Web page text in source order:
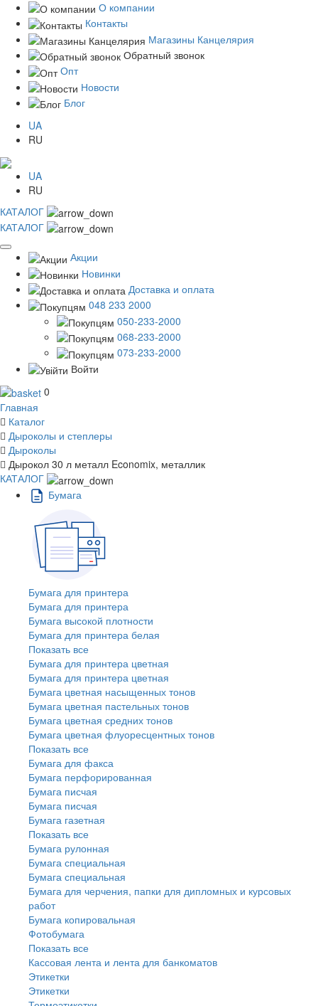
О компании
Контакты
Магазины Канцелярия
Обратный звонок
Опт
Новости
Блог
UA
RU
UA
RU
КАТАЛОГ
КАТАЛОГ
Акции
Новинки
Доставка и оплата
048 233 2000
050-233-2000
068-233-2000
073-233-2000
Войти
0
Главная
Каталог
Дыроколы и степлеры
Дыроколы
Дырокол 30 л металл Economix, металлик
КАТАЛОГ
Бумага
Бумага для принтера
Бумага для принтера
Бумага высокой плотности
Бумага для принтера белая
Показать все
Бумага для принтера цветная
Бумага для принтера цветная
Бумага цветная насыщенных тонов
Бумага цветная пастельных тонов
Бумага цветная средних тонов
Бумага цветная флуоресцентных тонов
Показать все
Бумага для факса
Бумага перфорированная
Бумага писчая
Бумага писчая
Бумага газетная
Показать все
Бумага рулонная
Бумага специальная
Бумага специальная
Бумага для черчения, папки для дипломных и курсовых
работ
Бумага копировальная
Фотобумага
Показать все
Кассовая лента и лента для банкоматов
Этикетки
Этикетки